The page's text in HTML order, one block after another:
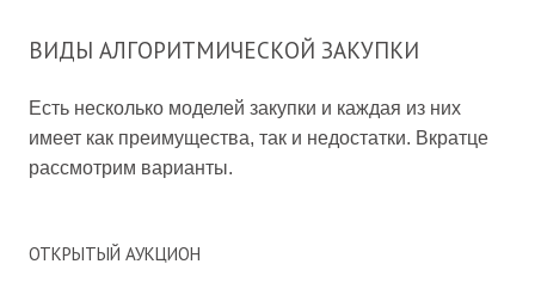
ВИДЫ АЛГОРИТМИЧЕСКОЙ ЗАКУПКИ
Есть несколько моделей закупки и каждая из них
имеет как преимущества, так и недостатки. Вкратце
рассмотрим варианты.
ОТКРЫТЫЙ АУКЦИОН